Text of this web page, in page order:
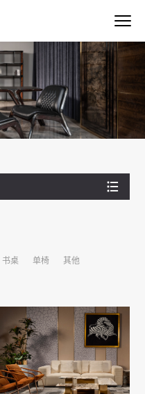
书桌 单椅 其他